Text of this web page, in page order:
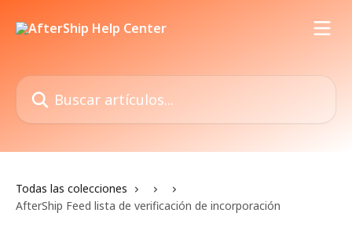
Buscar artículos...
Todas las colecciones
AfterShip Feed lista de verificación de incorporación